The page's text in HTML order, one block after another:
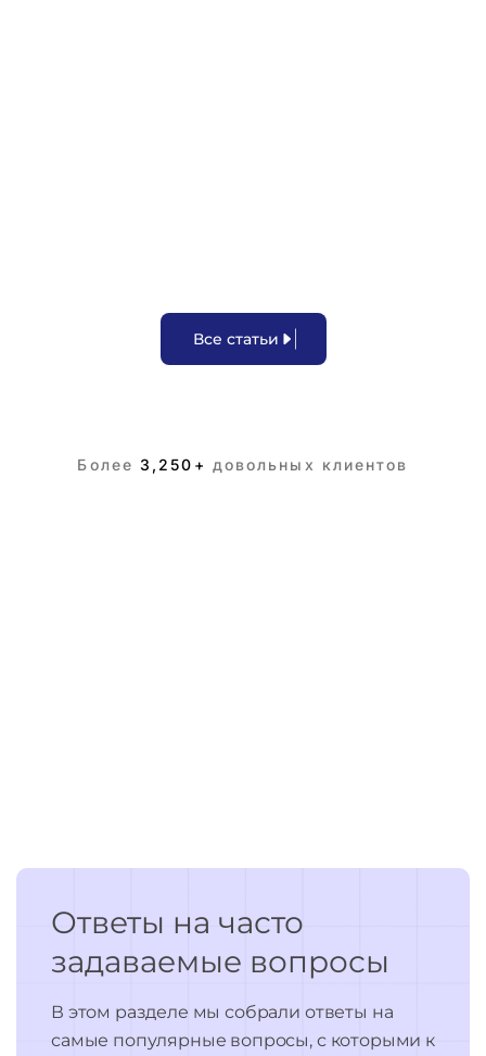
Все статьи
Более3,250+ довольных клиентов
Ответы на часто
задаваемые вопросы
В этом разделе мы собрали ответы на
самые популярные вопросы, с которыми к